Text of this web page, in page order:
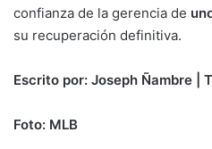
confianza de la gerencia de
su recuperación definitiva.
Escrito por: Joseph Ñambre |
Foto: MLB